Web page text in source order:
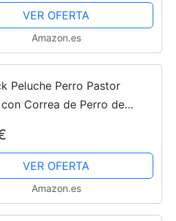
VER OFERTA
Amazon.es
Peluche Perro Pastor
Correa de Perro de
VER OFERTA
Amazon.es